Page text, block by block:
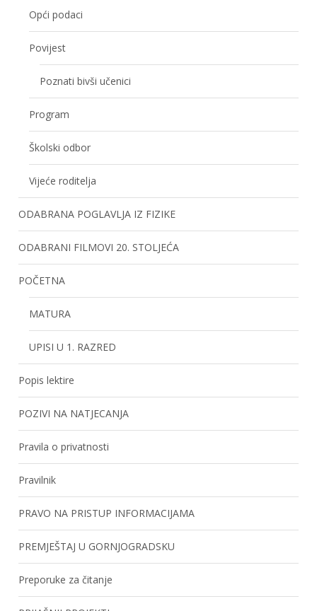
Opći podaci
Povijest
Poznati bivši učenici
Program
Školski odbor
Vijeće roditelja
ODABRANA POGLAVLJA IZ FIZIKE
ODABRANI FILMOVI 20. STOLJEĆA
POČETNA
MATURA
UPISI U 1. RAZRED
Popis lektire
POZIVI NA NATJECANJA
Pravila o privatnosti
Pravilnik
PRAVO NA PRISTUP INFORMACIJAMA
PREMJEŠTAJ U GORNJOGRADSKU
Preporuke za čitanje